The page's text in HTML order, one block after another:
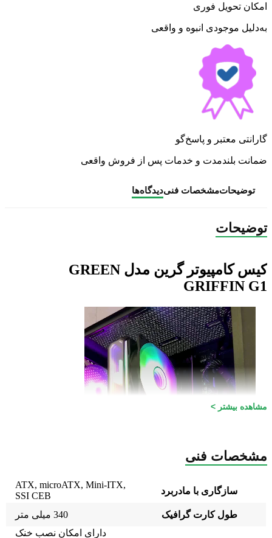
امکان تحویل فوری
به‌دلیل موجودی انبوه و واقعی
گارانتی معتبر و پاسخ‌گو
ضمانت بلندمدت و خدمات پس از فروش واقعی
توضیحاتمشخصات فنیدیدگاه‌ها
توضیحات
کیس کامپیوتر گرین مدل GREEN
GRIFFIN G1
مشاهده بیشتر >
مشخصات فنی
سازگاری با مادربرد
ATX, microATX, Mini-ITX,
SSI CEB
طول کارت گرافیک
340 میلی متر
دارای امکان نصب خنک